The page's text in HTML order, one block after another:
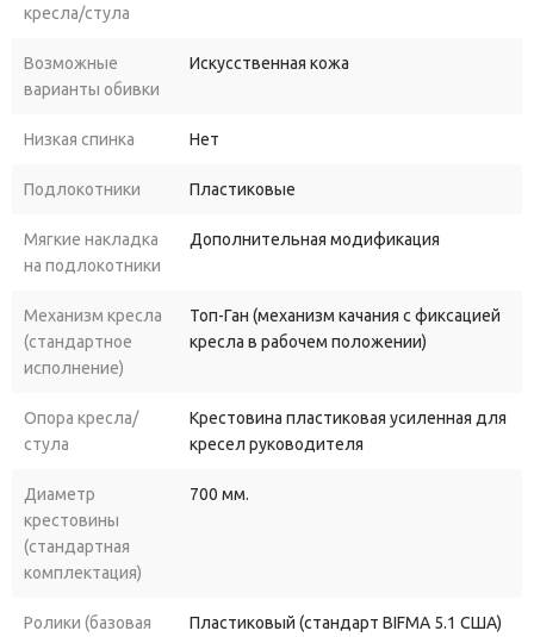
кресла/стула
Возможные
варианты обивки
Искусственная кожа
Низкая спинка Нет
Подлокотники Пластиковые
Мягкие накладка
на подлокотники
Дополнительная модификация
Механизм кресла
(стандартное
исполнение)
Топ-Ган (механизм качания с фиксацией
кресла в рабочем положении)
Опора кресла/
стула
Крестовина пластиковая усиленная для
кресел руководителя
Диаметр
крестовины
(стандартная
комплектация)
700 мм.
Ролики (базовая
Пластиковый (стандарт BIFMA 5.1 США)